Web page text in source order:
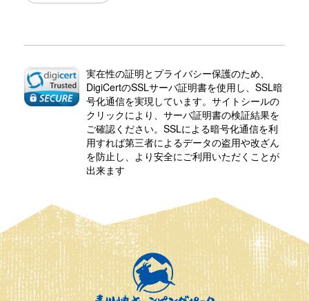
実在性の証明とプライバシー保護のため、
DigiCertのSSLサーバ証明書を使用し、SSL暗
号化通信を実現しています。サイトシールの
クリックにより、サーバ証明書の検証結果を
ご確認ください。SSLによる暗号化通信を利
用すれば第三者によるデータの盗用や改ざん
を防止し、より安全にご利用いただくことが
出来ます